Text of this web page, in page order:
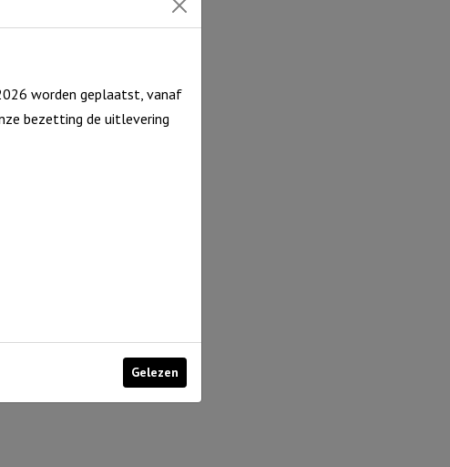
worden geplaatst, vanaf
bezetting de uitlevering
Gelezen